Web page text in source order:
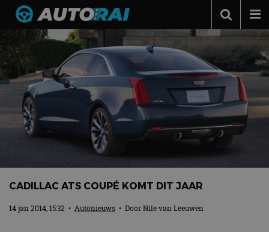
Autonieuws
Podcast
Autotests
Automerken
Adverteren
CADILLAC ATS COUPÉ KOMT DIT JAAR
14 jan 2014, 15:32 • Autonieuws • DoorNile van Leeuwen